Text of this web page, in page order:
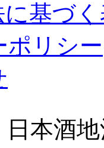
基づ
ポリシー
本酒